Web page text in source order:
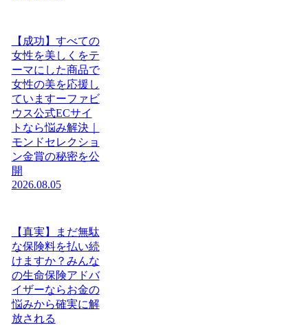
【成功】すべての
女性を美しくをテ
ーマにした商品で
女性の美を応援し
ていますーファビ
ウス公式ECサイ
トなら悩み解決｜
モンドセレクショ
ン金賞の秘密を公
開
2026.08.05
【真実】まだ無駄
な保険料を払い続
けますか？みんな
の生命保険アドバ
イザーならお金の
悩みから確実に解
放される